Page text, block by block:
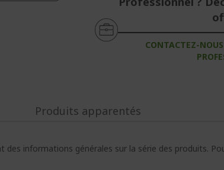
CONTACTEZ-NOUS
des informations générales sur la série des produits.
Produits apparentés